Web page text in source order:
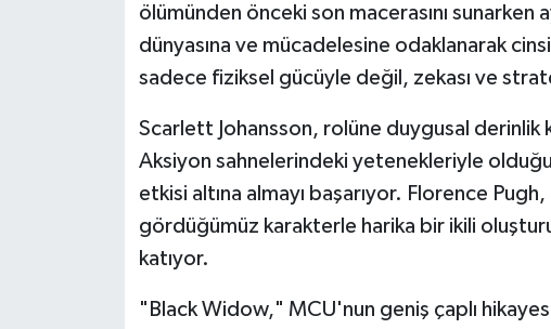
ölümünden önceki son macerasını sunarken
dünyasına ve mücadelesine odaklanarak
sadece fiziksel gücüyle değil, zekası ve
Scarlett Johansson, rolüne duygusal derinlik
Aksiyon sahnelerindeki yetenekleriyle
etkisi altına almayı başarıyor. Florence
gördüğümüz karakterle harika bir ikili
katıyor.
"Black Widow," MCU'nun geniş çaplı